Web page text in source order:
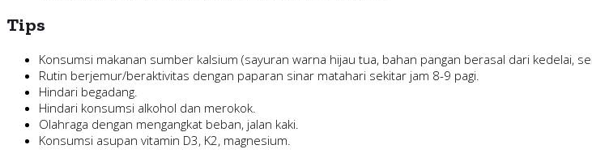
Tips
Konsumsi makanan sumber kalsium (sayuran warna hijau tua, bahan pangan berasal dari kedelai,
Rutin berjemur/beraktivitas dengan paparan sinar matahari sekitar jam 8-9 pagi.
Hindari begadang.
Hindari konsumsi alkohol dan merokok.
Olahraga dengan mengangkat beban, jalan kaki.
Konsumsi asupan vitamin D3, K2, magnesium.